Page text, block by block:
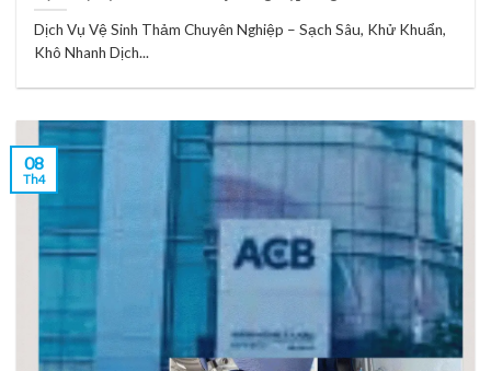
Dịch Vụ Vệ Sinh Thảm Chuyên Nghiệp – Sạch Sâu, Khử Khuẩn,
Khô Nhanh Dịch...
08
Th4